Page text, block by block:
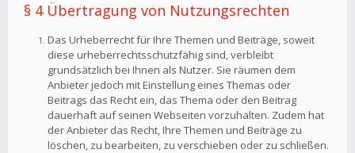
§ 4 Übertragung von Nutzungsrechten
Das Urheberrecht für Ihre Themen und Beiträge, soweit
diese urheberrechtsschutzfähig sind, verbleibt
grundsätzlich bei Ihnen als Nutzer. Sie räumen dem
Anbieter jedoch mit Einstellung eines Themas oder
Beitrags das Recht ein, das Thema oder den Beitrag
dauerhaft auf seinen Webseiten vorzuhalten. Zudem hat
der Anbieter das Recht, Ihre Themen und Beiträge zu
löschen, zu bearbeiten, zu verschieben oder zu schließen.